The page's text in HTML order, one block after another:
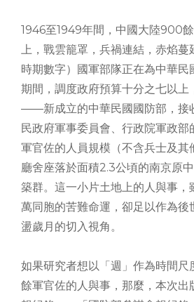
1946至1949年間，中國大陸900
上，戰雲籠罩，兵禍連結，赤焰蔓
時期數字）國軍部隊正在為中華民
期間，調度政府預算十分之七以上
――新成立的中華民國國防部，接
民政府軍事委員會、行政院軍政部
軍官佐的人員規模（不含兵士及其
廳舍座落於面積2.3公頃的南京原
築群。這一小片土地上的人與事，
萬同胞的苦難命運，卻足以作為後
盪歲月的切入視角。
如果研究者想以「週」作為時間尺
餘軍官佐的人與事，那麼，本次出